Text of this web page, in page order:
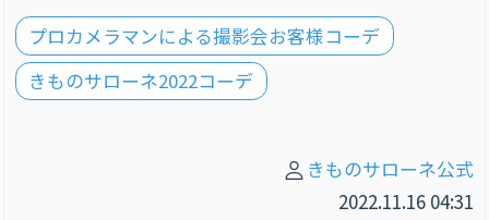
プロカメラマンによる撮影会お客様コーデ
きものサローネ2022コーデ
きものサローネ公式
2022.11.16 04:31